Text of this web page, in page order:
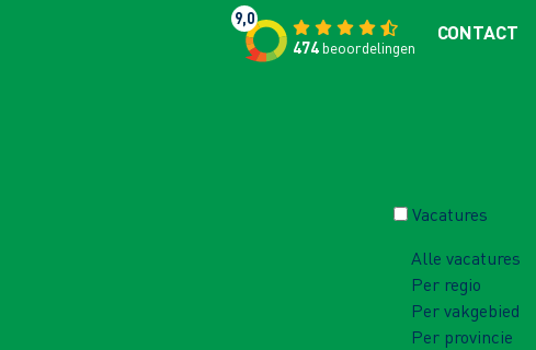
9,0
474beoordelingen
CONTACT
Vacatures
Alle vacatures
Per regio
Per vakgebied
Per provincie